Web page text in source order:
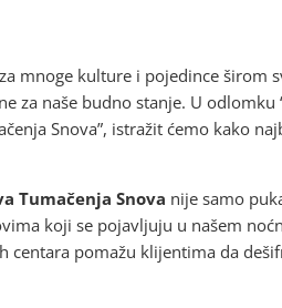
mnoge kulture i pojedince širom
za naše budno stanje. U
Snova”, istražit ćemo kako
Tumačenja Snova nije samo
koji se pojavljuju u našem
centara pomažu klijentima da